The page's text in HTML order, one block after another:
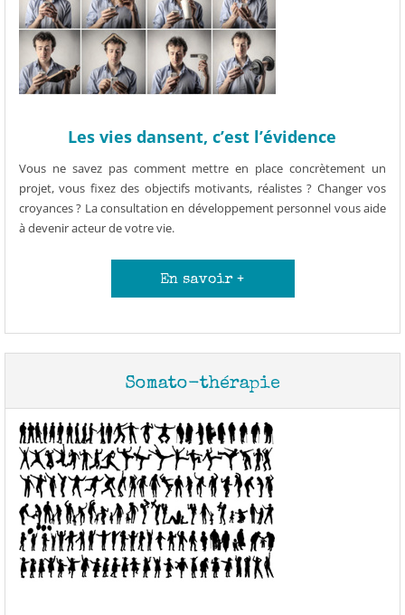
Les vies dansent, c’est l’évidence
Vous ne savez pas comment mettre en place concrètement un
projet, vous fixez des objectifs motivants, réalistes ? Changer vos
croyances ? La consultation en développement personnel vous aide
à devenir acteur de votre vie.
En savoir +
Somato-thérapie